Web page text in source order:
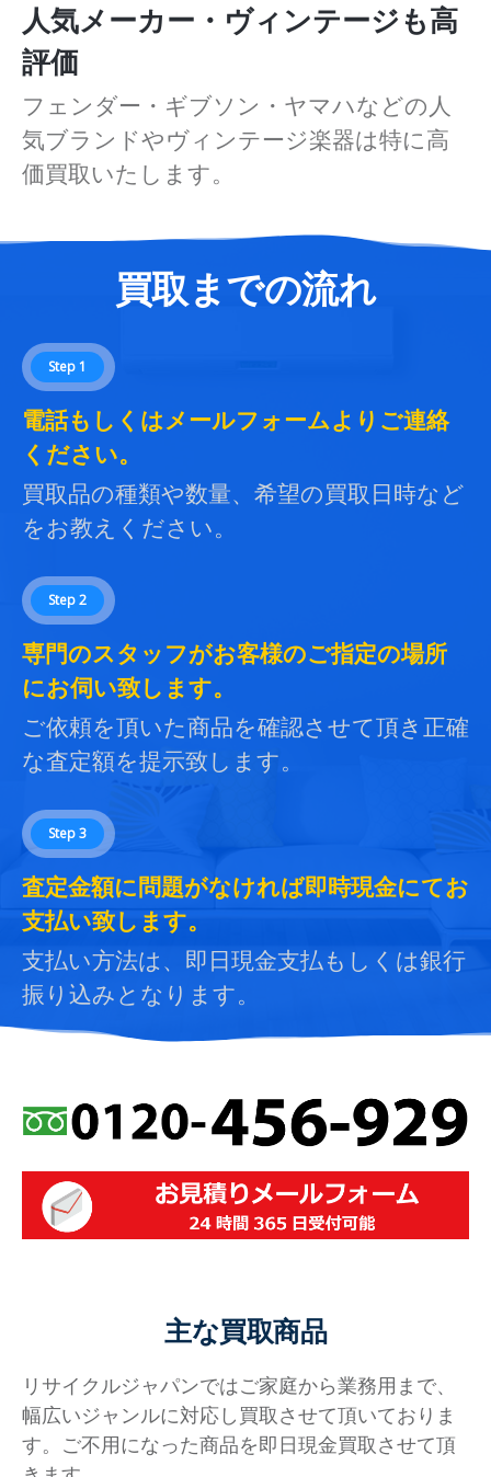
人気メーカー・ヴィンテージも高
評価
フェンダー・ギブソン・ヤマハなどの人
気ブランドやヴィンテージ楽器は特に高
価買取いたします。
買取までの流れ
Step 1
電話もしくはメールフォームよりご連絡
ください。
買取品の種類や数量、希望の買取日時など
をお教えください。
Step 2
専門のスタッフがお客様のご指定の場所
にお伺い致します。
ご依頼を頂いた商品を確認させて頂き正確
な査定額を提示致します。
Step 3
査定金額に問題がなければ即時現金にてお
支払い致します。
支払い方法は、即日現金支払もしくは銀行
振り込みとなります。
主な買取商品
リサイクルジャパンではご家庭から業務用まで、
幅広いジャンルに対応し買取させて頂いておりま
す。ご不用になった商品を即日現金買取させて頂